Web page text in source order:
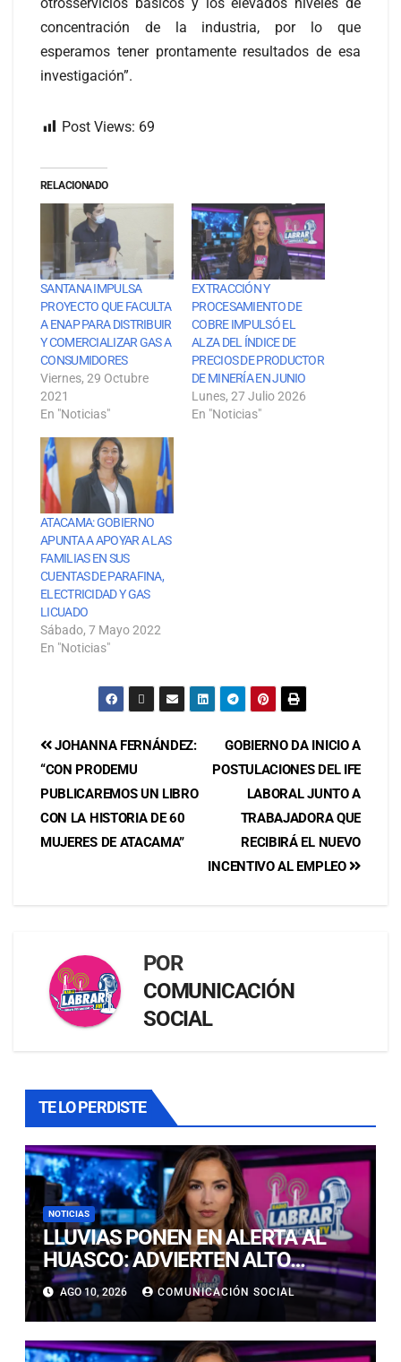
concentración de la industria, por lo que
esperamos tener prontamente resultados de esa
investigación”.
Post Views: 69
RELACIONADO
SANTANA IMPULSA
PROYECTO QUE FACULTA
A ENAP PARA DISTRIBUIR
Y COMERCIALIZAR GAS A
CONSUMIDORES
Viernes, 29 Octubre
2021
En "Noticias"
EXTRACCIÓN Y
PROCESAMIENTO DE
COBRE IMPULSÓ EL
ALZA DEL ÍNDICE DE
PRECIOS DE PRODUCTOR
DE MINERÍA EN JUNIO
Lunes, 27 Julio 2026
En "Noticias"
ATACAMA: GOBIERNO
APUNTA A APOYAR A LAS
FAMILIAS EN SUS
CUENTAS DE PARAFINA,
ELECTRICIDAD Y GAS
LICUADO
Sábado, 7 Mayo 2022
En "Noticias"
GOBIERNO DA INICIO A
POSTULACIONES DEL IFE
LABORAL JUNTO A
TRABAJADORA QUE
RECIBIRÁ EL NUEVO
INCENTIVO AL EMPLEO
JOHANNA FERNÁNDEZ:
“CON PRODEMU
PUBLICAREMOS UN LIBRO
CON LA HISTORIA DE 60
MUJERES DE ATACAMA”
POR
COMUNICACIÓN
SOCIAL
TE LO PERDISTE
NOTICIAS
LLUVIAS PONEN EN ALERTA AL
HUASCO: ADVIERTEN ALTO
RIESGO DE ALUVIONES Y
DERRUMBES
AGO 10, 2026 COMUNICACIÓN SOCIAL